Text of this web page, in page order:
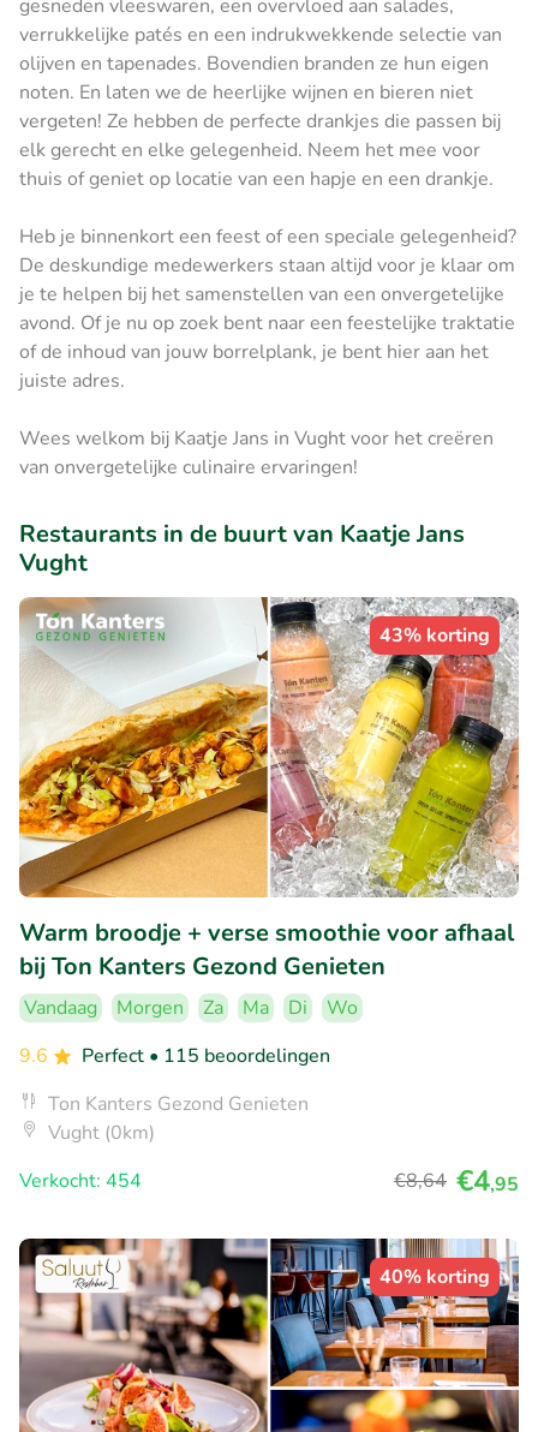
gesneden vleeswaren, een overvloed aan salades,
verrukkelijke patés en een indrukwekkende selectie van
olijven en tapenades. Bovendien branden ze hun eigen
noten. En laten we de heerlijke wijnen en bieren niet
vergeten! Ze hebben de perfecte drankjes die passen bij
elk gerecht en elke gelegenheid. Neem het mee voor
thuis of geniet op locatie van een hapje en een drankje.
Heb je binnenkort een feest of een speciale gelegenheid?
De deskundige medewerkers staan altijd voor je klaar om
je te helpen bij het samenstellen van een onvergetelijke
avond. Of je nu op zoek bent naar een feestelijke traktatie
of de inhoud van jouw borrelplank, je bent hier aan het
juiste adres.
Wees welkom bij Kaatje Jans in Vught voor het creëren
van onvergetelijke culinaire ervaringen!
Restaurants in de buurt van Kaatje Jans
Vught
43% korting
Warm broodje + verse smoothie voor afhaal
bij Ton Kanters Gezond Genieten
Vandaag Morgen Za Ma Di
Wo
9.6
Perfect • 115 beoordelingen
Ton Kanters Gezond Genieten
Vught (0km)
Verkocht: 454
€8,64 €4,95
40% korting